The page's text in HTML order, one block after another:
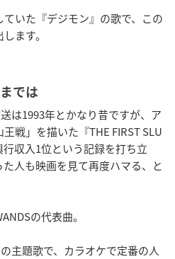
ていた『デジモン』の歌で、この
ます。
では
は1993年とかなり昔ですが、ア
戦」を描いた『THE FIRST SLU
収入1位という記録を打ち立
人も映画を見て再度ハマる、と
の代表曲。
主題歌で、カラオケで定番の人